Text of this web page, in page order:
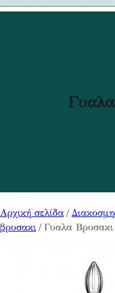
Αρχική σελίδα /
βρυσακι / Γυαλα Βρυσακι